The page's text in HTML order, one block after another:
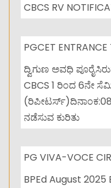
CBCS RV
PGCET
ದ್ವಿಗುಣ ಅವಧಿ
CBCS 1 ರಿಂದ 6ನೇ
ನಡೆಸುವ ಕುರಿತು
PG VIVA-VOCE
BPEd August